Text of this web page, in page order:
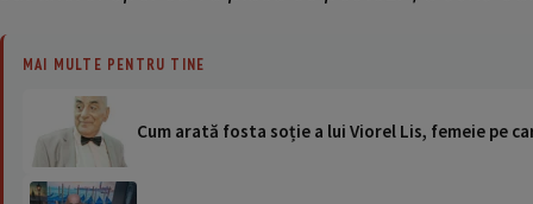
MAI MULTE PENTRU TINE
Cum arată fosta soție a lui Viorel Lis, femeie pe